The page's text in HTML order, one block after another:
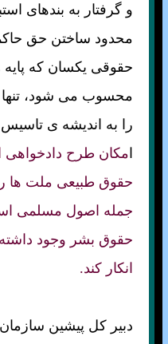
و گرفتار به بندهای
محدود ساختن حق
حقوقی يكسان كه
محسوب می شود، تنها
را به انديشه ی
مكان طرح دادخواهی
حقوق طبيعی ملت ها را
جمله اصول مسلمی
حقوق بشر وجود
انكار كند.
دبير کل پيشين